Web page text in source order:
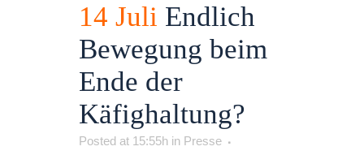
14 Juli Endlich
Bewegung beim
Ende der
Käfighaltung?
Posted at 15:55h in Presse